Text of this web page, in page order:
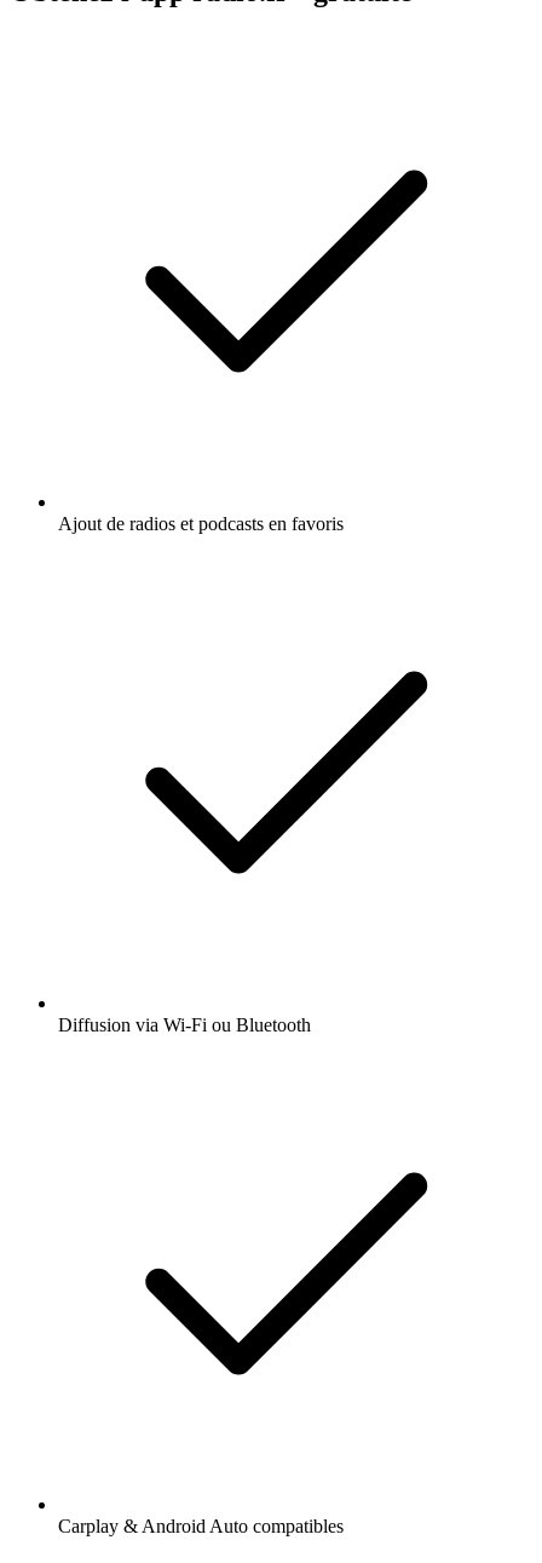
Ajout de radios et podcasts en favoris
Diffusion via Wi-Fi ou Bluetooth
Carplay & Android Auto compatibles